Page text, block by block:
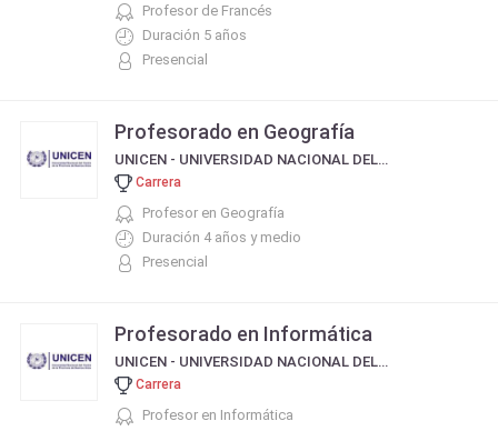
Profesor de Francés
Duración 5 años
Presencial
Profesorado en Geografía
UNICEN - UNIVERSIDAD NACIONAL DEL CENTRO DE LA PROVINCIA DE BUENOS AIRES
Carrera
Profesor en Geografía
Duración 4 años y medio
Presencial
Profesorado en Informática
UNICEN - UNIVERSIDAD NACIONAL DEL CENTRO DE LA PROVINCIA DE BUENOS AIRES
Carrera
Profesor en Informática